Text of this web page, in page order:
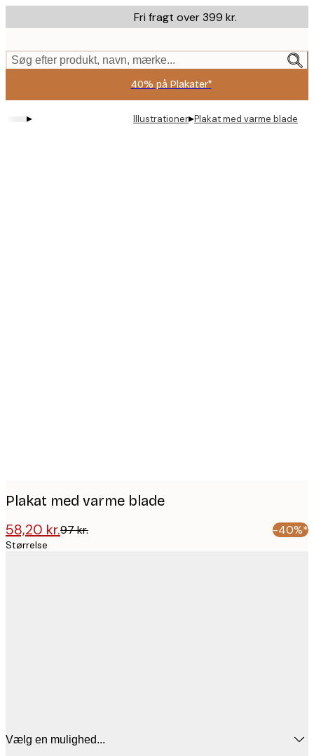
to
content.
Fri fragt over 399 kr.
Søg efter produkt, navn, mærke...
40% på Plakater*
▸ Illustrationer▸Plakat med varme blade
Plakat med varme blade
58,20 kr.97 kr. -40%*
Størrelse
Vælg en mulighed...